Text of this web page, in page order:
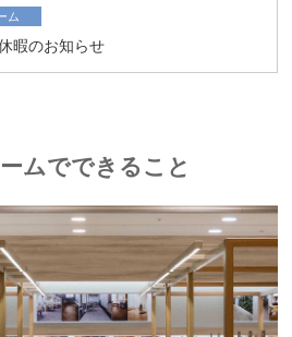
ム
暇のお知らせ
ムでできること